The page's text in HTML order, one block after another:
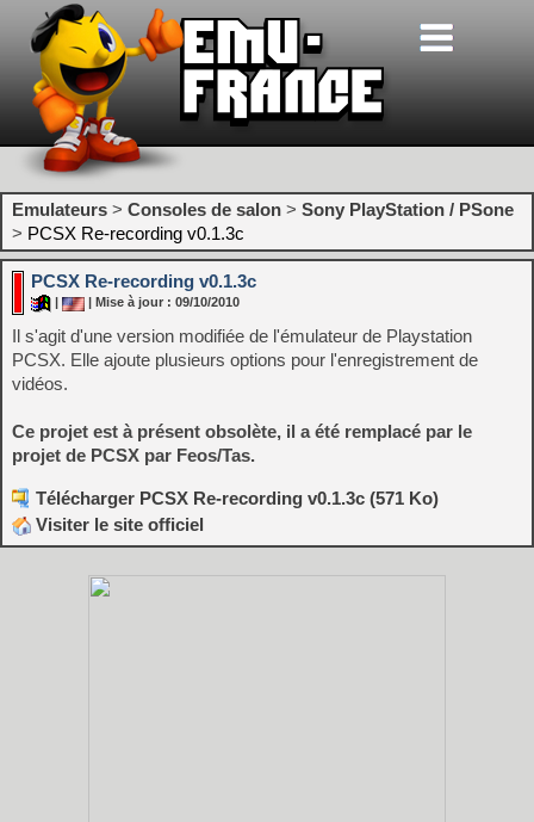
Emulateurs > Consoles de salon > Sony PlayStation / PSone
> PCSX Re-recording v0.1.3c
PCSX Re-recording v0.1.3c
| Mise à jour : 09/10/2010
Il s'agit d'une version modifiée de l'émulateur de Playstation
PCSX. Elle ajoute plusieurs options pour l'enregistrement de
vidéos.
Ce projet est à présent obsolète, il a été remplacé par le
projet de PCSX par Feos/Tas.
Télécharger PCSX Re-recording v0.1.3c (571 Ko)
Visiter le site officiel